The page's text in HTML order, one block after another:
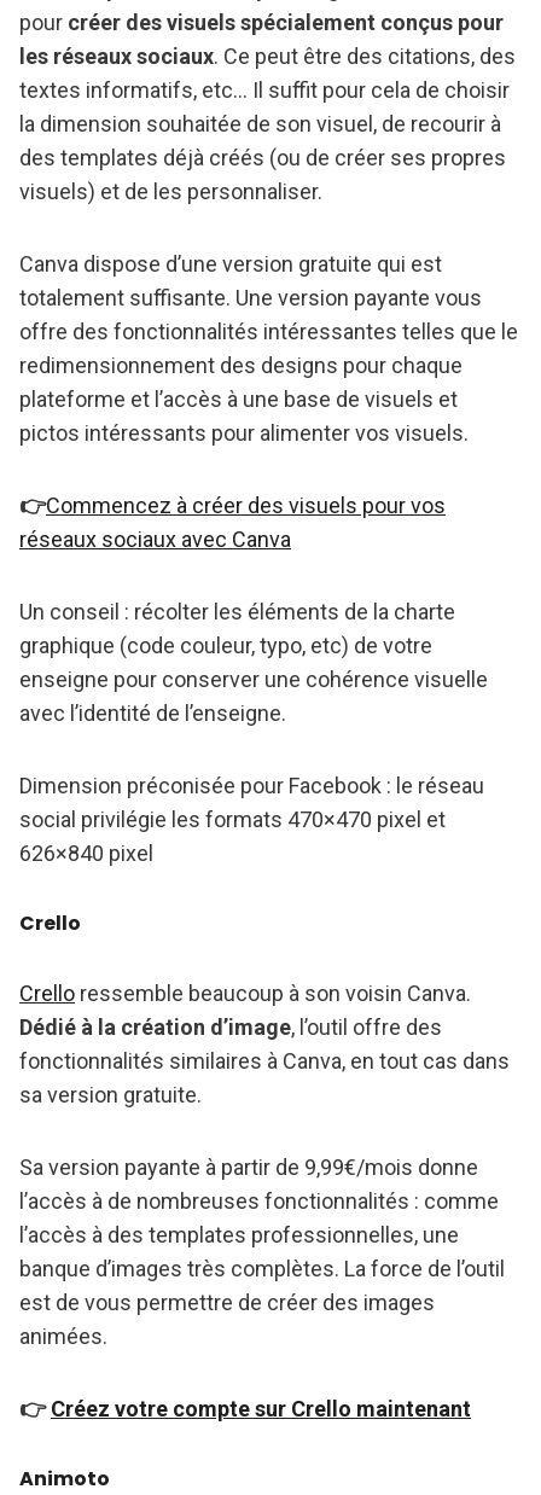
pour créer des visuels spécialement conçus pour
les réseaux sociaux. Ce peut être des citations, des
textes informatifs, etc… Il suffit pour cela de choisir
la dimension souhaitée de son visuel, de recourir à
des templates déjà créés (ou de créer ses propres
visuels) et de les personnaliser.
Canva dispose d’une version gratuite qui est
totalement suffisante. Une version payante vous
offre des fonctionnalités intéressantes telles que le
redimensionnement des designs pour chaque
plateforme et l’accès à une base de visuels et
pictos intéressants pour alimenter vos visuels.
👉Commencez à créer des visuels pour vos
réseaux sociaux avec Canva
Un conseil : récolter les éléments de la charte
graphique (code couleur, typo, etc) de votre
enseigne pour conserver une cohérence visuelle
avec l’identité de l’enseigne.
Dimension préconisée pour Facebook : le réseau
social privilégie les formats 470×470 pixel et
626×840 pixel
Crello
Crello ressemble beaucoup à son voisin Canva.
Dédié à la création d’image, l’outil offre des
fonctionnalités similaires à Canva, en tout cas dans
sa version gratuite.
Sa version payante à partir de 9,99€/mois donne
l’accès à de nombreuses fonctionnalités : comme
l’accès à des templates professionnelles, une
banque d’images très complètes. La force de l’outil
est de vous permettre de créer des images
animées.
👉Créez votre compte sur Crello maintenant
Animoto